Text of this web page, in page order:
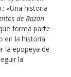
«Una historia
de Razón
forma parte
en la historia
la epopeya de
la